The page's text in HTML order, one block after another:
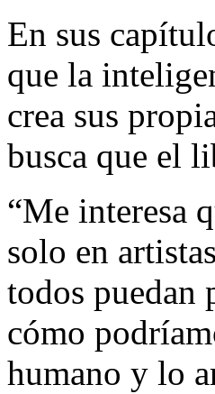
En sus
que la
crea sus
busca que el
“Me interesa
solo en
todos puedan
cómo
humano y lo